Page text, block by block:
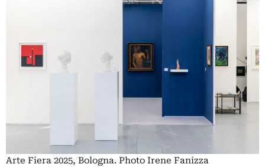
Arte Fiera 2025, Bologna. Photo Irene Fanizza